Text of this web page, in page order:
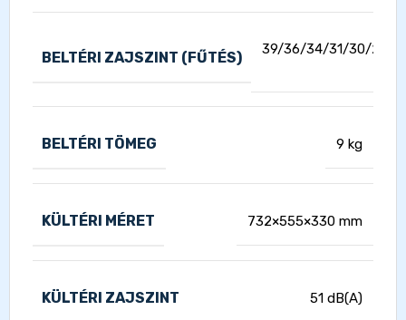
BELTÉRI ZAJSZINT (FŰTÉS)
39/36/34/31/30/29/
BELTÉRI TÖMEG 9 kg
KÜLTÉRI MÉRET 732×555×330 mm
KÜLTÉRI ZAJSZINT 51 dB(A)